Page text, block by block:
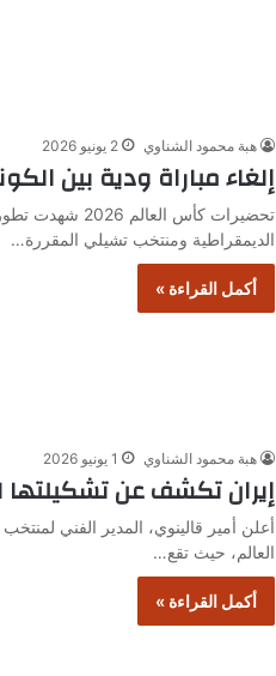
هبة محمود الشناوي 2 يونيو 2026
إلغاء مباراة ودية بين
تحضيرات كأس
الديمقراطية ومنتخب تشيلي المقررة…
أكمل القراءة »
هبة محمود الشناوي 1 يونيو 2026
إيران تكشف عن تشكيلتها
أعلن أمير قالينوي، المدير الفني
العالم، حيث تقع…
أكمل القراءة »